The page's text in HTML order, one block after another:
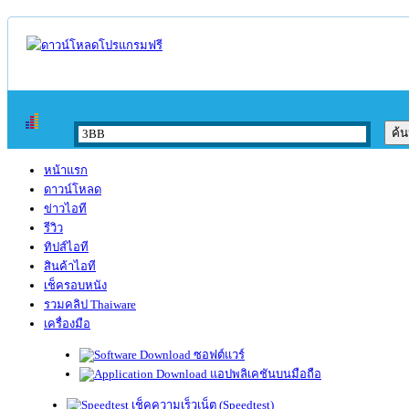
หน้าแรก
ดาวน์โหลด
ข่าวไอที
รีวิว
ทิปส์ไอที
สินค้าไอที
เช็ครอบหนัง
รวมคลิป Thaiware
เครื่องมือ
ซอฟต์แวร์
แอปพลิเคชันบนมือถือ
เช็คความเร็วเน็ต (Speedtest)